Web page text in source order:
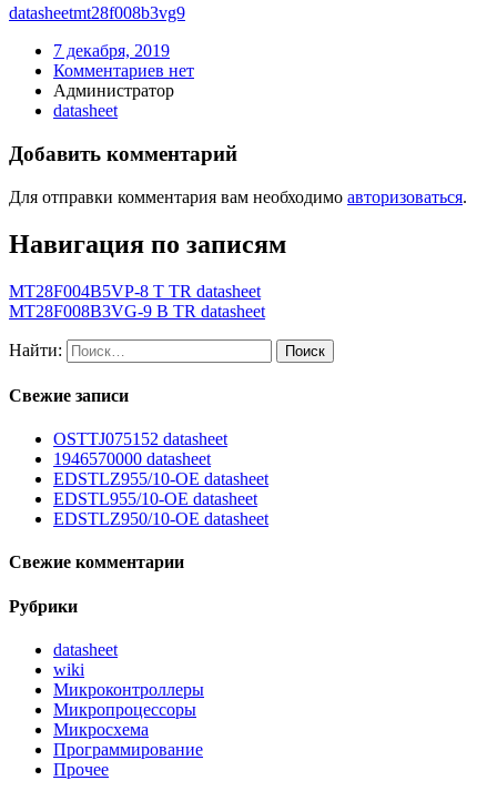
datasheetmt28f008b3vg9
7 декабря, 2019
Комментариев нет
Администратор
datasheet
Добавить комментарий
Для отправки комментария вам необходимо авторизоваться.
Навигация по записям
MT28F004B5VP-8 T TR datasheet
MT28F008B3VG-9 B TR datasheet
Найти:
Свежие записи
OSTTJ075152 datasheet
1946570000 datasheet
EDSTLZ955/10-OE datasheet
EDSTL955/10-OE datasheet
EDSTLZ950/10-OE datasheet
Свежие комментарии
Рубрики
datasheet
wiki
Микроконтроллеры
Микропроцессоры
Микросхема
Программирование
Прочее